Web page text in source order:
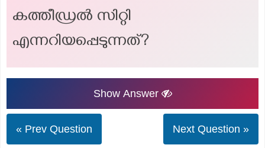
കത്തീഡ്രൽ സിറ്റി
എന്നറിയപ്പെടുന്നത്?
Show Answer
« Prev Question Next Question »